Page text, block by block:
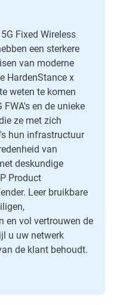
Fixed Wireless
een sterkere
van moderne
HardenStance x
weten te komen
en de unieke
ze met zich
hun infrastructuur
van
deskundige
Product
Leer bruikbare
en vol vertrouwen de
u uw netwerk
de klant behoudt.